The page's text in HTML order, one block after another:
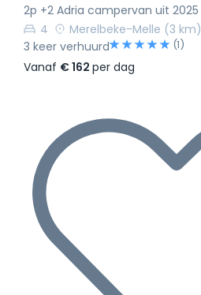
2p +2 Adria campervan uit 2025
4
Merelbeke-Melle (3 km)
3 keer verhuurd
(1)
Vanaf € 162 per dag